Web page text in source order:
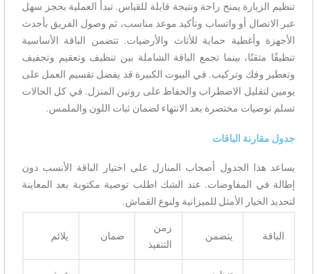
تنظيم الزيارة يمنح راحة ونتيجة قابلة للقياس. تبدأ العملية بحجز سهل
عبر الاتصال أو واتساب وتأكيد موعد مناسب، ثم وصول الفريق بأحدث
الأجهزة وأغطية حماية للأثاث والأرضيات. تتضمن الباقة الأساسية
تنظيفًا متقنًا، بينما تجمع الباقة الشاملة بين تنظيف وتعقيم وتجفيف
وتعطير وفك وتركيب. في البيوت الكبيرة قد يفضل تقسيم العمل على
يومين لتقليل الاضطراب والحفاظ على روتين المنزل. في كل الحالات
تسلم توصيات مختصرة بعد الانتهاء لضمان ثبات اللون والملمس.
جدول مقارنة الباقات
يساعد هذا الجدول أصحاب المنازل على اختيار الباقة الأنسب دون
إطالة في المفاوضات. عند الشك اطلب توصية مكتوبة بعد المعاينة
لتحديد الخيار الأمثل للميزانية ولنوع القماش.
الباقة يتضمن
زمن
التنفيذ
ضمان يلائم